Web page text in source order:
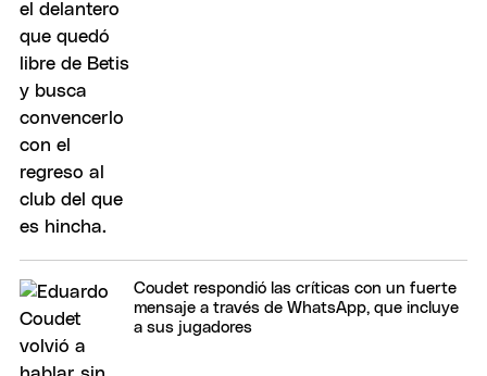
Coudet respondió las críticas con un fuerte
mensaje a través de WhatsApp, que incluye
a sus jugadores